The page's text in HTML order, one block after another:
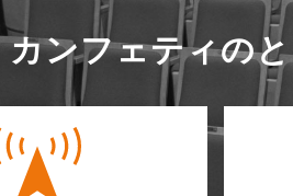
カンフェティの